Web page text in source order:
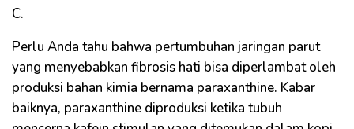
C.
Perlu Anda tahu bahwa pertumbuhan jaringan parut
yang menyebabkan fibrosis hati bisa diperlambat oleh
produksi bahan kimia bernama paraxanthine. Kabar
baiknya, paraxanthine diproduksi ketika tubuh